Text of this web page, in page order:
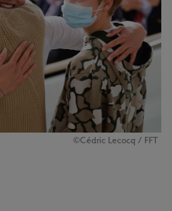
©Cédric Lecocq / FFT